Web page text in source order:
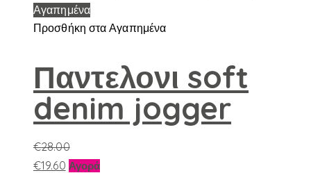
Αγαπημένα
Προσθήκη στα Αγαπημένα
Παντελονι soft
denim jogger
€28.00
€19.60 ΑγοράΑυτό